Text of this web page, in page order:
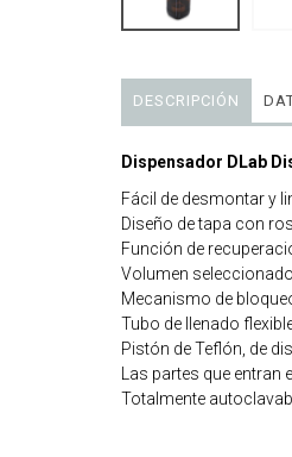
DESCRIPCIÓN
Dispensador DLab
Fácil de desmontar y
Diseño de tapa con
Función de
Volumen
Mecanismo de
Tubo de llenado
Pistón de Teflón, de
Las partes que
Totalmente